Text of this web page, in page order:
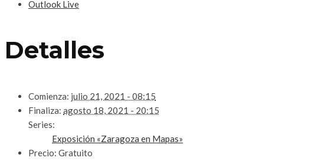
Outlook Live
Detalles
Comienza: julio 21, 2021 - 08:15
Finaliza: agosto 18, 2021 - 20:15
Series:
Exposición «Zaragoza en Mapas»
Precio: Gratuito